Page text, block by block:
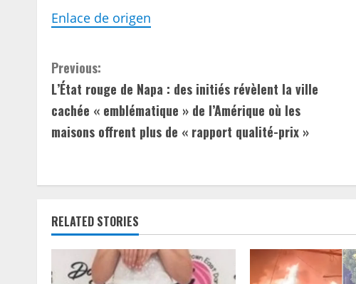
Enlace de origen
C
o
n
i
n
u
Previous:
L’État rouge de Napa : des initiés révèlent la ville
cachée « emblématique » de l’Amérique où les
maisons offrent plus de « rapport qualité-prix »
RELATED STORIES